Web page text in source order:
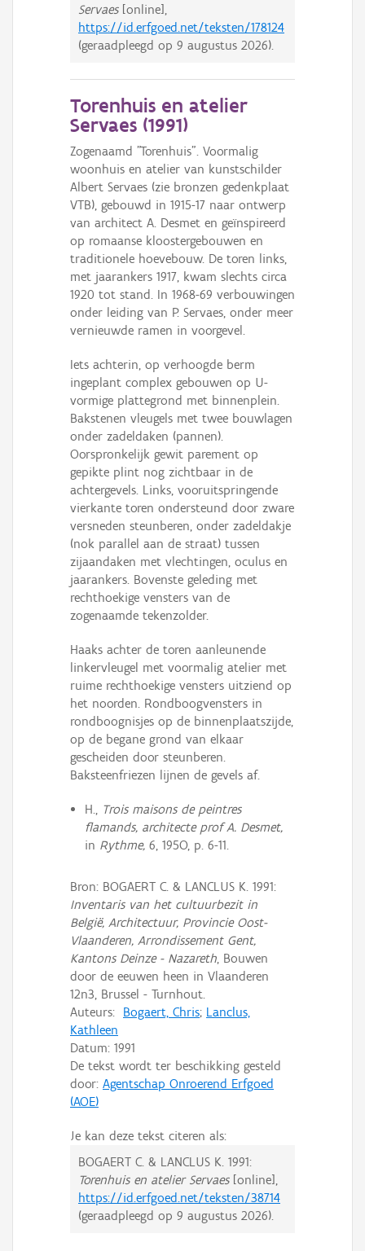
Servaes[online],
https://id.erfgoed.net/teksten/178124
(geraadpleegd op 9 augustus 2026).
Torenhuis en atelier
Servaes (1991)
Zogenaamd "Torenhuis". Voormalig
woonhuis en atelier van kunstschilder
Albert Servaes (zie bronzen gedenkplaat
VTB), gebouwd in 1915-17 naar ontwerp
van architect A. Desmet en geïnspireerd
op romaanse kloostergebouwen en
traditionele hoevebouw. De toren links,
met jaarankers 1917, kwam slechts circa
1920 tot stand. In 1968-69 verbouwingen
onder leiding van P. Servaes, onder meer
vernieuwde ramen in voorgevel.
Iets achterin, op verhoogde berm
ingeplant complex gebouwen op U-
vormige plattegrond met binnenplein.
Bakstenen vleugels met twee bouwlagen
onder zadeldaken (pannen).
Oorspronkelijk gewit parement op
gepikte plint nog zichtbaar in de
achtergevels. Links, vooruitspringende
vierkante toren ondersteund door zware
versneden steunberen, onder zadeldakje
(nok parallel aan de straat) tussen
zijaandaken met vlechtingen, oculus en
jaarankers. Bovenste geleding met
rechthoekige vensters van de
zogenaamde tekenzolder.
Haaks achter de toren aanleunende
linkervleugel met voormalig atelier met
ruime rechthoekige vensters uitziend op
het noorden. Rondboogvensters in
rondboognisjes op de binnenplaatszijde,
op de begane grond van elkaar
gescheiden door steunberen.
Baksteenfriezen lijnen de gevels af.
H.,
Trois maisons de peintres
flamands, architecte prof A. Desmet,
in Rythme,6, 195O, p. 6-11.
Bron: BOGAERT C. & LANCLUS K. 1991:
Inventaris van het cultuurbezit in
België, Architectuur, Provincie Oost-
Vlaanderen, Arrondissement Gent,
Kantons Deinze - Nazareth, Bouwen
door de eeuwen heen in Vlaanderen
12n3, Brussel - Turnhout.
Auteurs: Bogaert, Chris; Lanclus,
Kathleen
Datum: 1991
De tekst wordt ter beschikking gesteld
door: Agentschap Onroerend Erfgoed
(AOE)
Je kan deze tekst citeren als:
BOGAERT C. & LANCLUS K. 1991:
Torenhuis en atelier Servaes[online],
https://id.erfgoed.net/teksten/38714
(geraadpleegd op 9 augustus 2026).